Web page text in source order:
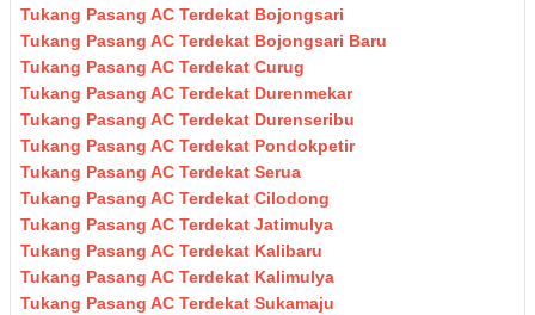
Tukang Pasang AC Terdekat Bojongsari
Tukang Pasang AC Terdekat Bojongsari Baru
Tukang Pasang AC Terdekat Curug
Tukang Pasang AC Terdekat Durenmekar
Tukang Pasang AC Terdekat Durenseribu
Tukang Pasang AC Terdekat Pondokpetir
Tukang Pasang AC Terdekat Serua
Tukang Pasang AC Terdekat Cilodong
Tukang Pasang AC Terdekat Jatimulya
Tukang Pasang AC Terdekat Kalibaru
Tukang Pasang AC Terdekat Kalimulya
Tukang Pasang AC Terdekat Sukamaju